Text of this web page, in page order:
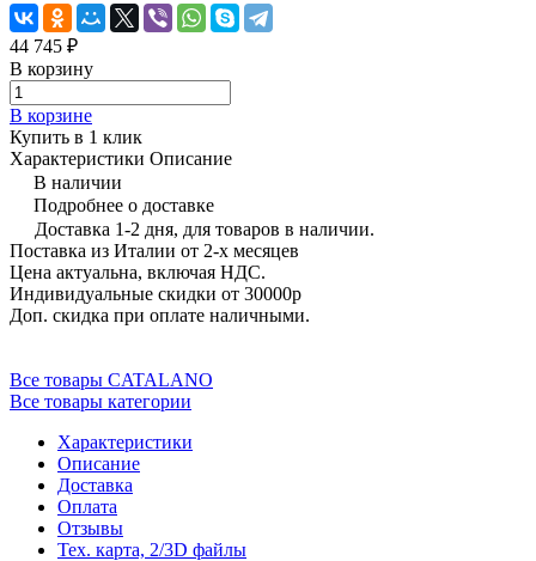
44 745 ₽
В корзину
В корзине
Купить в 1 клик
Характеристики Описание
В наличии
Подробнее о доставке
Доставка 1-2 дня, для товаров в наличии.
Поставка из Италии от 2-х месяцев
Цена актуальна, включая НДС.
Индивидуальные скидки от 30000р
Доп. скидка при оплате наличными.
Все товары CATALANO
Все товары категории
Характеристики
Описание
Доставка
Оплата
Отзывы
Тех. карта, 2/3D файлы